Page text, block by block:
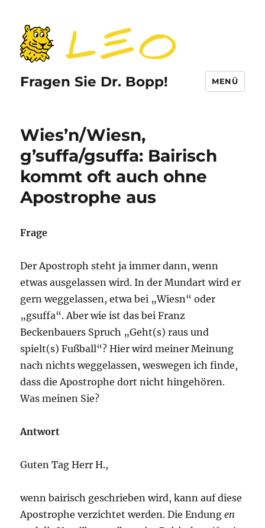
Fragen Sie Dr. Bopp! MENÜ
Wies’n/Wiesn,
g’suffa/gsuffa: Bairisch
kommt oft auch ohne
Apostrophe aus
Frage
Der Apostroph steht ja immer dann, wenn
etwas ausgelassen wird. In der Mundart wird er
gern weggelassen, etwa bei „Wiesn“ oder
„gsuffa“. Aber wie ist das bei Franz
Beckenbauers Spruch „Geht(s) raus und
spielt(s) Fußball“? Hier wird meiner Meinung
nach nichts weggelassen, weswegen ich finde,
dass die Apostrophe dort nicht hingehören.
Was meinen Sie?
Antwort
Guten Tag Herr H.,
wenn bairisch geschrieben wird, kann auf diese
Apostrophe verzichtet werden. Die Endungen